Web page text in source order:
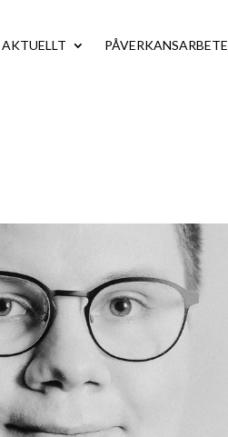
AKTUELLT PÅVERKANSARBETE